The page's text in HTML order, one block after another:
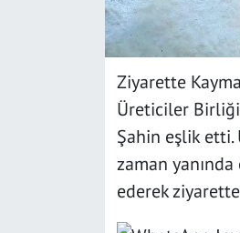
Ziyarette
Üreticiler Birliği
Şahin eşlik
zaman
ederek